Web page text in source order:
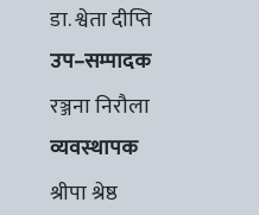
डा. श्वेता दीप्ति
उप–सम्पादक
रञ्जना निरौला
व्यवस्थापक
श्रीपा श्रेष्ठ